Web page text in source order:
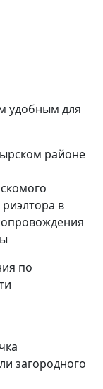
удобным для
районе
в
по
загородного